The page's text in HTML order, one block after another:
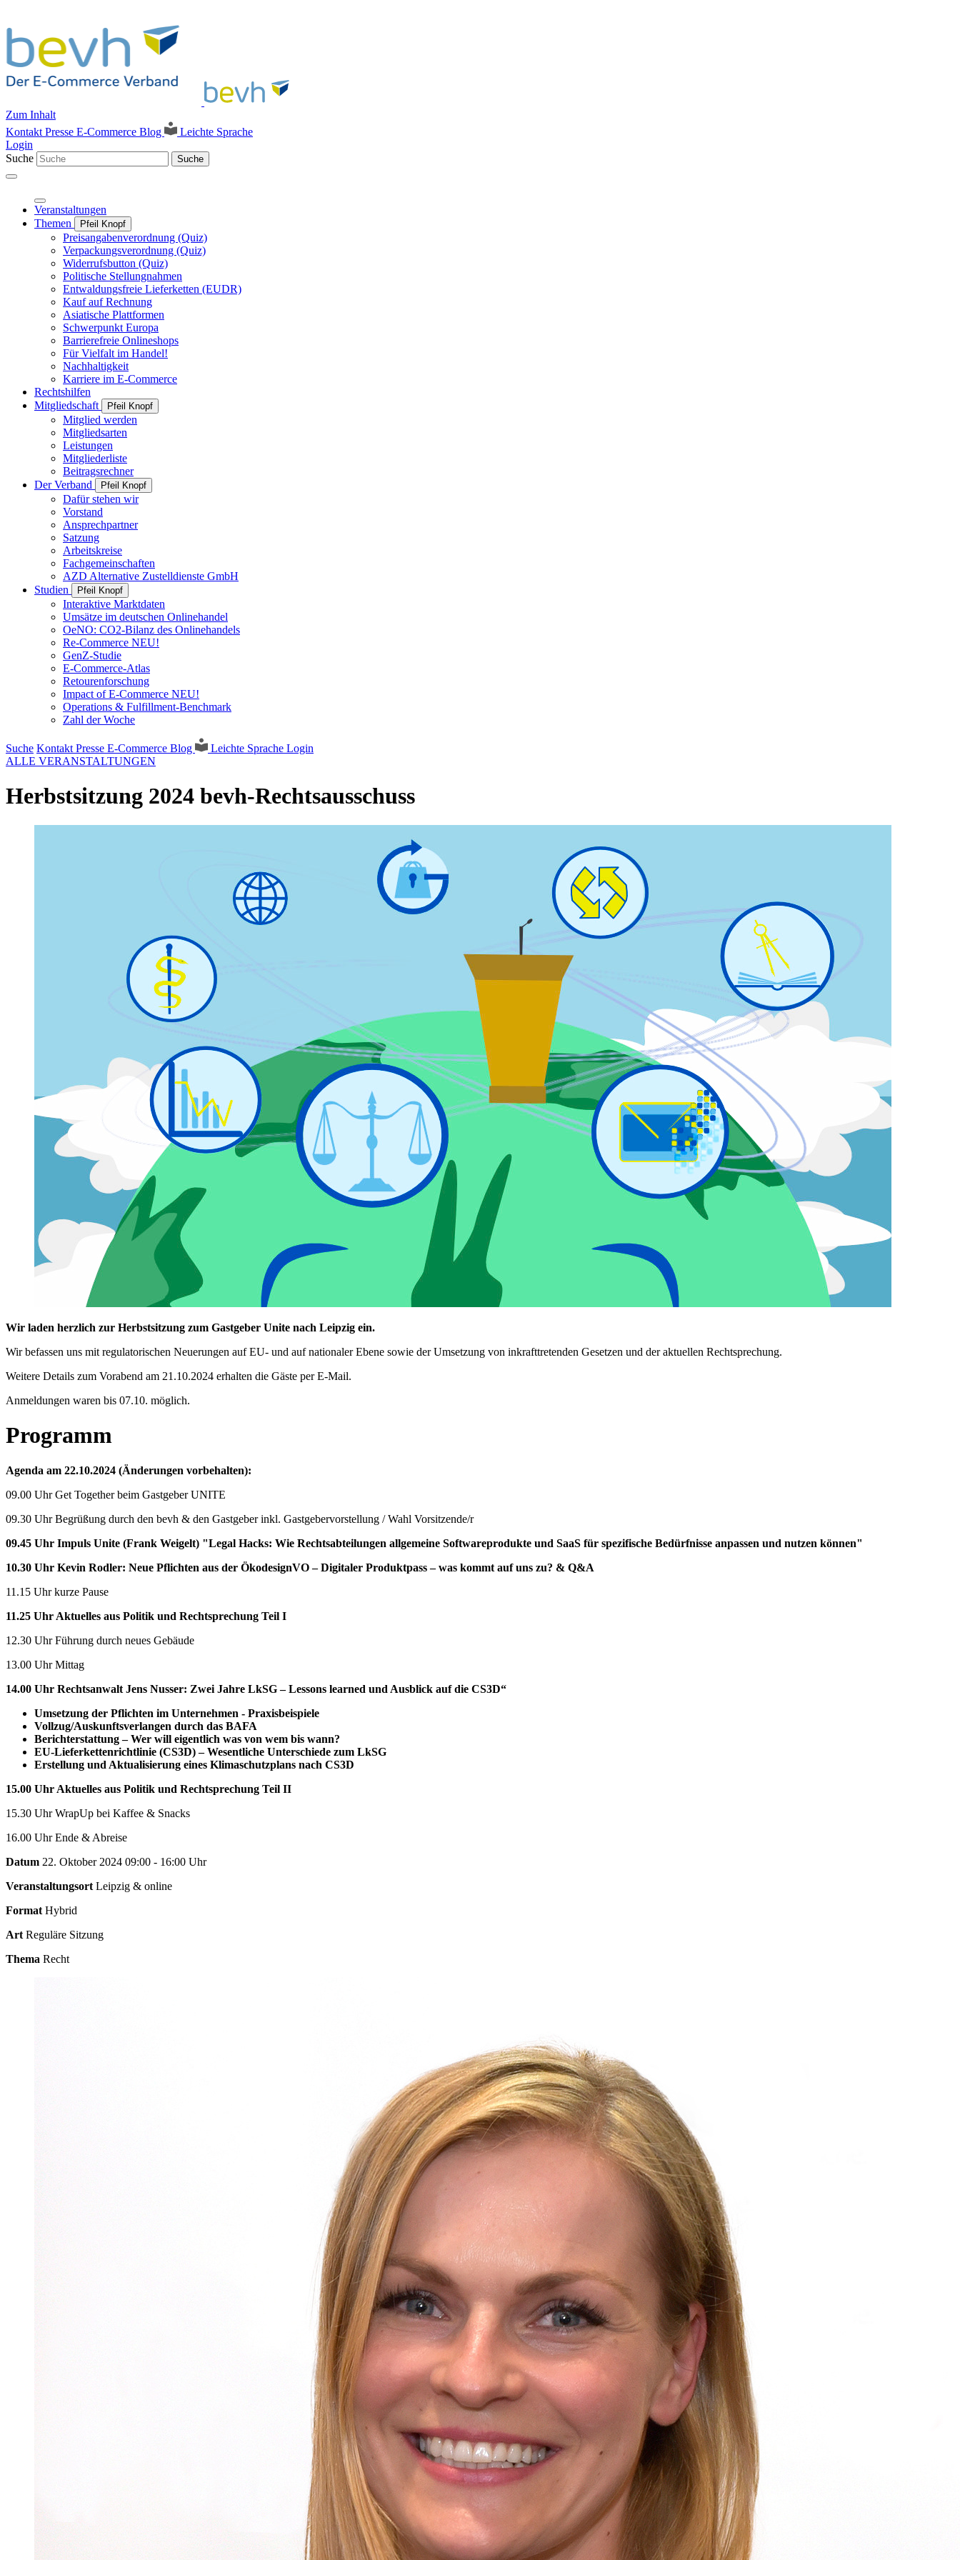
Zum Inhalt
Kontakt Presse E-Commerce Blog
Leichte Sprache
Login
Suche
Suche
Veranstaltungen
Themen
Pfeil Knopf
Preisangabenverordnung (Quiz)
Verpackungsverordnung (Quiz)
Widerrufsbutton (Quiz)
Politische Stellungnahmen
Entwaldungsfreie Lieferketten (EUDR)
Kauf auf Rechnung
Asiatische Plattformen
Schwerpunkt Europa
Barrierefreie Onlineshops
Für Vielfalt im Handel!
Nachhaltigkeit
Karriere im E-Commerce
Rechtshilfen
Mitgliedschaft
Pfeil Knopf
Mitglied werden
Mitgliedsarten
Leistungen
Mitgliederliste
Beitragsrechner
Der Verband
Pfeil Knopf
Dafür stehen wir
Vorstand
Ansprechpartner
Satzung
Arbeitskreise
Fachgemeinschaften
AZD Alternative Zustelldienste GmbH
Studien
Pfeil Knopf
Interaktive Marktdaten
Umsätze im deutschen Onlinehandel
OeNO: CO2-Bilanz des Onlinehandels
Re-Commerce NEU!
GenZ-Studie
E-Commerce-Atlas
Retourenforschung
Impact of E-Commerce NEU!
Operations & Fulfillment-Benchmark
Zahl der Woche
Suche Kontakt Presse E-Commerce Blog Leichte Sprache Login
ALLE VERANSTALTUNGEN
Herbstsitzung 2024 bevh-Rechtsausschuss
Wir laden herzlich zur Herbstsitzung zum Gastgeber Unite nach Leipzig ein.
Wir befassen uns mit regulatorischen Neuerungen auf EU- und auf nationaler Ebene sowie der Umsetzung von inkrafttretenden Gesetzen und der aktuellen Rechtsprechung.
Weitere Details zum Vorabend am 21.10.2024 erhalten die Gäste per E-Mail.
Anmeldungen waren bis 07.10. möglich.
Programm
Agenda am 22.10.2024 (Änderungen vorbehalten):
09.00 Uhr Get Together beim Gastgeber UNITE
09.30 Uhr Begrüßung durch den bevh & den Gastgeber inkl. Gastgebervorstellung / Wahl Vorsitzende/r
09.45 Uhr Impuls Unite (Frank Weigelt) "Legal Hacks: Wie Rechtsabteilungen allgemeine Softwareprodukte und SaaS für spezifische Bedürfnisse anpassen und nutzen können"
10.30 Uhr Kevin Rodler: Neue Pflichten aus der ÖkodesignVO – Digitaler Produktpass – was kommt auf uns zu? & Q&A
11.15 Uhr kurze Pause
11.25 Uhr Aktuelles aus Politik und Rechtsprechung Teil I
12.30 Uhr Führung durch neues Gebäude
13.00 Uhr Mittag
14.00 Uhr Rechtsanwalt Jens Nusser: Zwei Jahre LkSG – Lessons learned und Ausblick auf die CS3D“
Umsetzung der Pflichten im Unternehmen - Praxisbeispiele
Vollzug/Auskunftsverlangen durch das BAFA
Berichterstattung – Wer will eigentlich was von wem bis wann?
EU-Lieferkettenrichtlinie (CS3D) – Wesentliche Unterschiede zum LkSG
Erstellung und Aktualisierung eines Klimaschutzplans nach CS3D
15.00 Uhr Aktuelles aus Politik und Rechtsprechung Teil II
15.30 Uhr WrapUp bei Kaffee & Snacks
16.00 Uhr Ende & Abreise
Datum 22. Oktober 2024 09:00 - 16:00 Uhr
Veranstaltungsort Leipzig & online
Format Hybrid
Art Reguläre Sitzung
Thema Recht